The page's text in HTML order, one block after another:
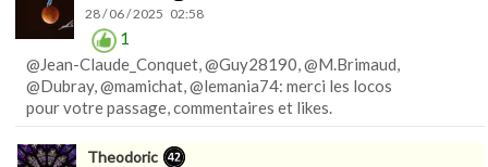
28 / 06 / 2025 02:58
1
@Jean-Claude_Conquet, @Guy28190, @M.Brimaud,
@Dubray, @mamichat, @lemania74: merci les locos
pour votre passage, commentaires et likes.
Theodoric